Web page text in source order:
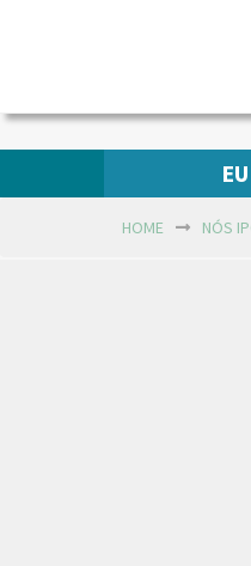
EU
HOME NÓS